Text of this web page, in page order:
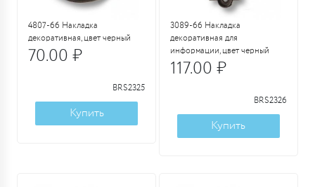
4807-66 Накладка
декоративная, цвет черный
70.00 ₽
BRS2325
Купить
3089-66 Накладка
декоративная для
информации, цвет черный
117.00 ₽
BRS2326
Купить